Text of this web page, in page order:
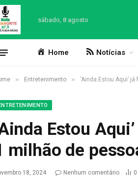
sábado, 8 agosto
Home Notícias
» Entretenimento » ‘Ainda Estou Aqui’
Estou
milhão de
18, 2024 Nenhum comentário 0